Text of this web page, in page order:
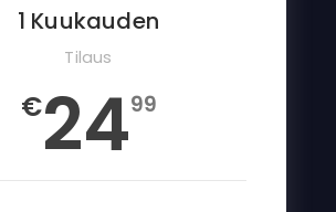
1 Kuukauden
Tilaus
€2499